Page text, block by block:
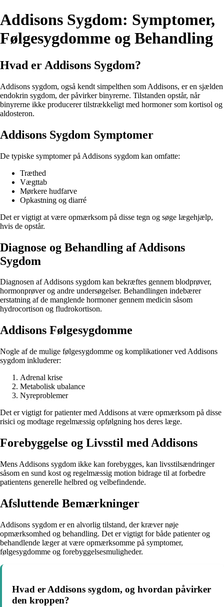
Addisons Sygdom: Symptomer,
Følgesygdomme og Behandling
Hvad er Addisons Sygdom?
Addisons sygdom, også kendt simpelthen som Addisons, er en sjælden
endokrin sygdom, der påvirker binyrerne. Tilstanden opstår, når
binyrerne ikke producerer tilstrækkeligt med hormoner som kortisol og
aldosteron.
Addisons Sygdom Symptomer
De typiske symptomer på Addisons sygdom kan omfatte:
Træthed
Vægttab
Mørkere hudfarve
Opkastning og diarré
Det er vigtigt at være opmærksom på disse tegn og søge lægehjælp,
hvis de opstår.
Diagnose og Behandling af Addisons
Sygdom
Diagnosen af Addisons sygdom kan bekræftes gennem blodprøver,
hormonprøver og andre undersøgelser. Behandlingen indebærer
erstatning af de manglende hormoner gennem medicin såsom
hydrocortison og fludrokortison.
Addisons Følgesygdomme
Nogle af de mulige følgesygdomme og komplikationer ved Addisons
sygdom inkluderer:
Adrenal krise
Metabolisk ubalance
Nyreproblemer
Det er vigtigt for patienter med Addisons at være opmærksom på disse
risici og modtage regelmæssig opfølgning hos deres læge.
Forebyggelse og Livsstil med Addisons
Mens Addisons sygdom ikke kan forebygges, kan livsstilsændringer
såsom en sund kost og regelmæssig motion bidrage til at forbedre
patientens generelle helbred og velbefindende.
Afsluttende Bemærkninger
Addisons sygdom er en alvorlig tilstand, der kræver nøje
opmærksomhed og behandling. Det er vigtigt for både patienter og
behandlende læger at være opmærksomme på symptomer,
følgesygdomme og forebyggelsesmuligheder.
Hvad er Addisons sygdom, og hvordan påvirker
den kroppen?